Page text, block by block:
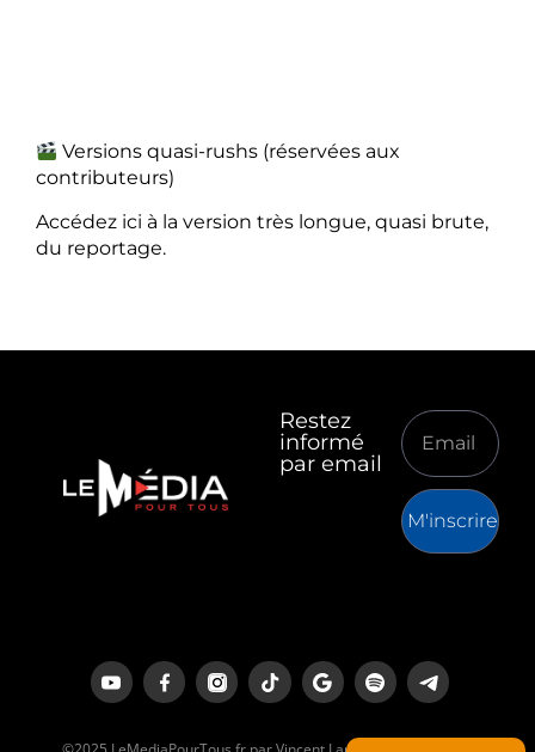
Versions quasi-rushs (réservées aux
contributeurs)
Accédez ici à la version très longue, quasi brute,
du reportage.
Restez
informé
par email
M'inscrire